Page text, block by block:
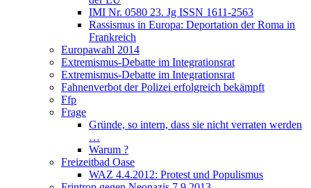
IMI Nr. 0580 23. Jg ISSN 1611-2563
Rassismus in Europa: Deportation der Roma in
Frankreich
Europawahl 2014
Extremismus-Debatte im Integrationsrat
Extremismus-Debatte im Integrationsrat
Fahnenverbot der Polizei erfolgreich bekämpft
Ffp
Frage
Gründe, so intern, dass sie nicht verraten werden
…
Warum ?
Freizeitbad Oase
WAZ 4.4.2012: Protest und Populismus